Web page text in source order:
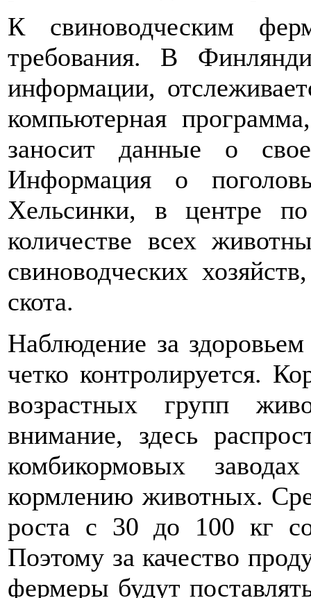
К свиноводческим
требования. В
информации,
компьютерная
заносит данные о
Информация о
Хельсинки, в центре
количестве всех
свиноводческих
скота.
Наблюдение за
четко контролируется.
возрастных групп
внимание, здесь
комбикормовых
кормлению животных.
роста с 30 до 100 кг
Поэтому за качество
фермеры будут